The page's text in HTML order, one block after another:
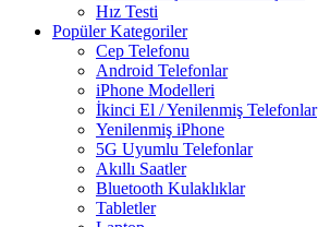
Hız Testi
Popüler Kategoriler
Cep Telefonu
Android Telefonlar
iPhone Modelleri
İkinci El / Yenilenmiş Telefonlar
Yenilenmiş iPhone
5G Uyumlu Telefonlar
Akıllı Saatler
Bluetooth Kulaklıklar
Tabletler